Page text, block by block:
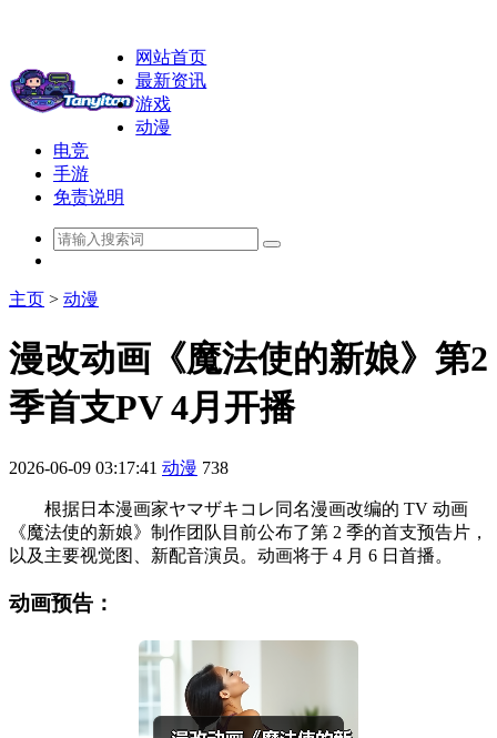
网站首页
最新资讯
游戏
动漫
电竞
手游
免责说明
主页 > 动漫
漫改动画《魔法使的新娘》第2
季首支PV 4月开播
2026-06-09 03:17:41 动漫 738
根据日本漫画家ヤマザキコレ同名漫画改编的 TV 动画
《魔法使的新娘》制作团队目前公布了第 2 季的首支预告片，
以及主要视觉图、新配音演员。动画将于 4 月 6 日首播。
动画预告：